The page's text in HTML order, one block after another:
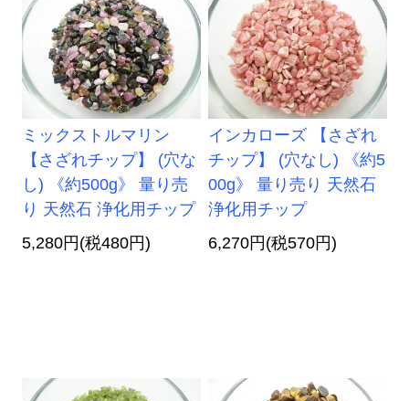
ミックストルマリン
【さざれチップ】 (穴な
し) 《約500g》 量り売
り 天然石 浄化用チップ
5,280円(税480円)
インカローズ 【さざれ
チップ】 (穴なし) 《約5
00g》 量り売り 天然石
浄化用チップ
6,270円(税570円)